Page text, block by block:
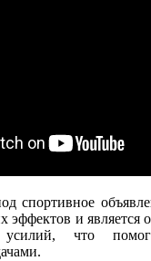
спортивное
эффектов и является
что